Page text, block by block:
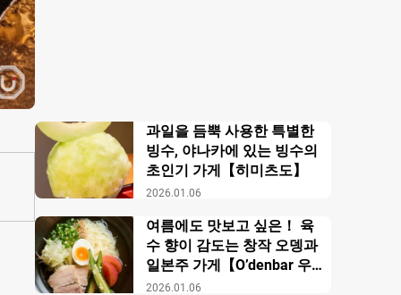
2026.01.06
과일을 듬뿍 사용한 특별한
빙수, 야나카에 있는 빙수의
초인기 가게【히미츠도】
2026.01.06
여름에도 맛보고 싶은！ 육
수 향이 감도는 창작 오뎅과
일본주 가게【O’denbar 우
마미 아자부주반】